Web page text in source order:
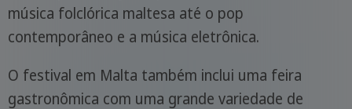
música folclórica maltesa até o pop
contemporâneo e a música eletrônica.
O festival em Malta também inclui uma feira
gastronômica com uma grande variedade de